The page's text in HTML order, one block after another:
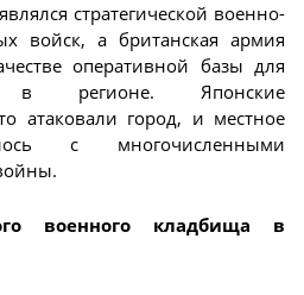
стратегической военно-
войск, а британская армия
оперативной базы для
в регионе. Японские
атаковали город, и местное
с многочисленными
военного кладбища в